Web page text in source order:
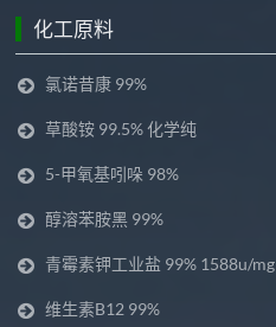
化工原料
氯诺昔康 99%
草酸铵 99.5% 化学纯
5-甲氧基吲哚 98%
醇溶苯胺黑 99%
青霉素钾工业盐 99% 1588u/mg
维生素B12 99%